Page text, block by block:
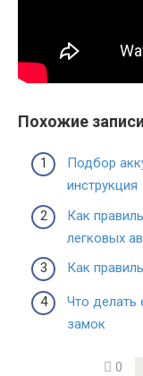
Похожие
Подбор
инструкция
Как
легковых
Как
Что делать
замок
0